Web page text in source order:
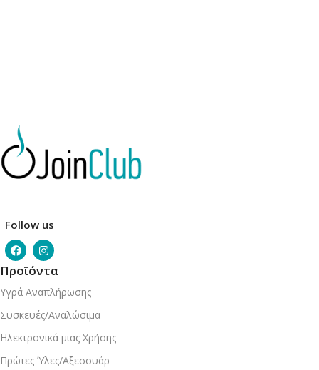
Follow us
Προϊόντα
Υγρά Αναπλήρωσης
Συσκευές/Αναλώσιμα
Ηλεκτρονικά μιας Χρήσης
Πρώτες Ύλες/Αξεσουάρ